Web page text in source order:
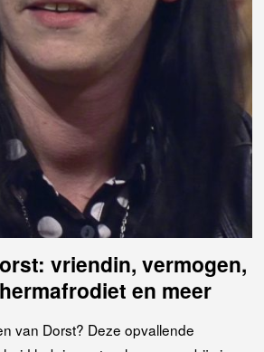
vriendin, vermogen,
en meer
van Dorst? Deze opvallende